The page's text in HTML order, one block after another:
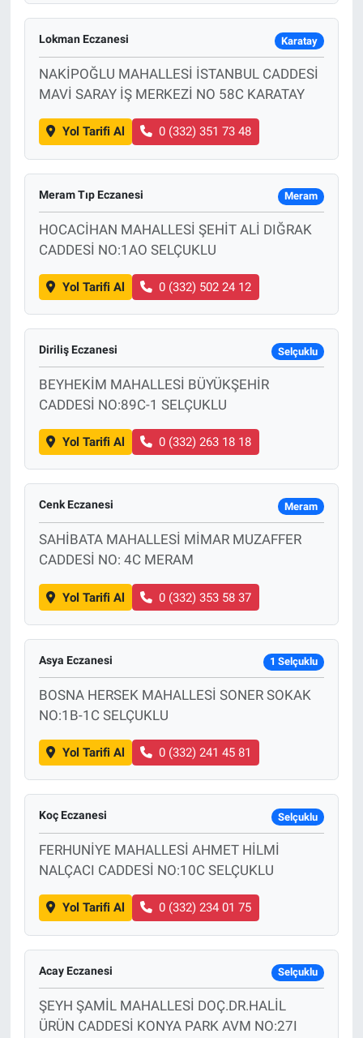
Lokman Eczanesi Karatay
NAKİPOĞLU MAHALLESİ İSTANBUL CADDESİ
MAVİ SARAY İŞ MERKEZİ NO 58C KARATAY
Yol Tarifi Al 0 (332) 351 73 48
Meram Tıp Eczanesi Meram
HOCACİHAN MAHALLESİ ŞEHİT ALİ DIĞRAK
CADDESİ NO:1AO SELÇUKLU
Yol Tarifi Al 0 (332) 502 24 12
Diriliş Eczanesi Selçuklu
BEYHEKİM MAHALLESİ BÜYÜKŞEHİR
CADDESİ NO:89C-1 SELÇUKLU
Yol Tarifi Al 0 (332) 263 18 18
Cenk Eczanesi Meram
SAHİBATA MAHALLESİ MİMAR MUZAFFER
CADDESİ NO: 4C MERAM
Yol Tarifi Al 0 (332) 353 58 37
Asya Eczanesi 1 Selçuklu
BOSNA HERSEK MAHALLESİ SONER SOKAK
NO:1B-1C SELÇUKLU
Yol Tarifi Al 0 (332) 241 45 81
Koç Eczanesi Selçuklu
FERHUNİYE MAHALLESİ AHMET HİLMİ
NALÇACI CADDESİ NO:10C SELÇUKLU
Yol Tarifi Al 0 (332) 234 01 75
Acay Eczanesi Selçuklu
ŞEYH ŞAMİL MAHALLESİ DOÇ.DR.HALİL
ÜRÜN CADDESİ KONYA PARK AVM NO:27I